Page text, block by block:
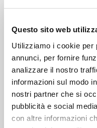
Questo sito web
Utilizziamo i cookie per
annunci, per fornire
analizzare il nostro
informazioni sul modo
nostri partner che si
pubblicità e social
con altre informazioni
Video
RISOLUZIONE
Batterie 4k4 & Ibrido
Aggiornamento-